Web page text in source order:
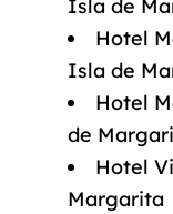
Isla de
Hotel
Isla de
Hotel
de
Hotel
Margarita